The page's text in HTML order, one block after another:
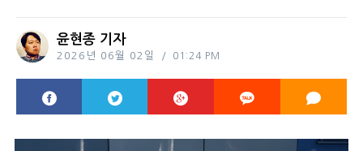
윤현종 기자
2026년 06월 02일 01:24 PM